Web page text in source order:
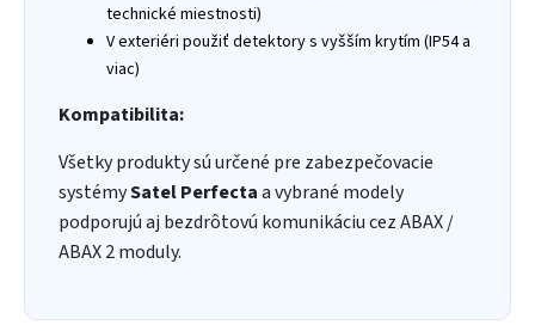
technické miestnosti)
V exteriéri použiť detektory s vyšším krytím (IP54 a
viac)
Kompatibilita:
Všetky produkty sú určené pre zabezpečovacie
systémySatel Perfectaa vybrané modely
podporujú aj bezdrôtovú komunikáciu cez ABAX /
ABAX 2 moduly.